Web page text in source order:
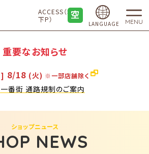
ACCESS（地
下P）
LANGUAGE MENU
重要なお知らせ
8/18 (火) ※一部店舗除く
番街 通路規制のご案内
NEWS
ショップニュース